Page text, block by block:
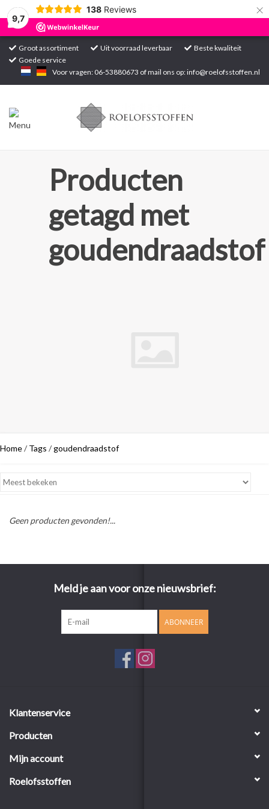
9,7
138 Reviews ×
Groot assortiment Uit voorraad leverbaar
Beste kwaliteit
Goede service
Voor vragen: 06-53880673 of mail ons op:info@roelofsstoffen.nl
Home
Producten
getagd met
goudendraadstof
Home/ Tags /goudendraadstof
Geen producten gevonden!...
Meld je aan voor onze nieuwsbrief:
ABONNEER
Klantenservice
Producten
Mijn account
Roelofsstoffen